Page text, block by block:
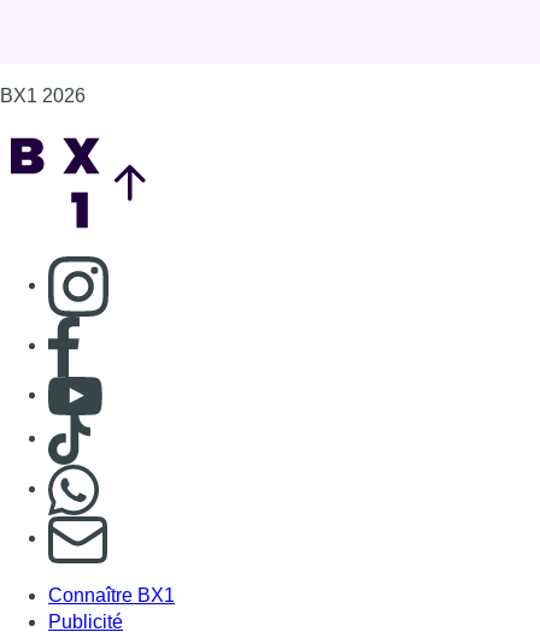
BX1 2026
Consulter page Instagram
Consulter page Facebook
Consulter Youtube
Consulter TikTok
S'abonner à notre newsletter
Connaître BX1
Publicité